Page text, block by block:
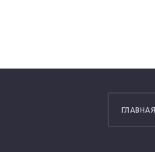
ГЛАВНАЯ